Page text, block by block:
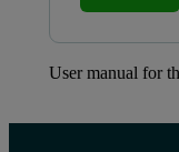
User manual for